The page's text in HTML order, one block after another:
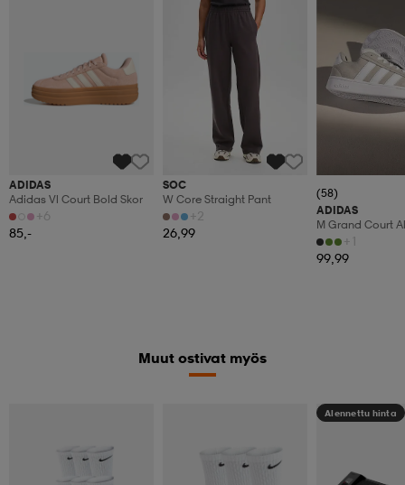
ADIDAS
Adidas Vl Court Bold Skor
+6
85,-
SOC
W Core Straight Pant
+2
26,99
(58)
ADIDAS
M Grand Court
+1
99,99
Muut ostivat myös
Alennettu hinta